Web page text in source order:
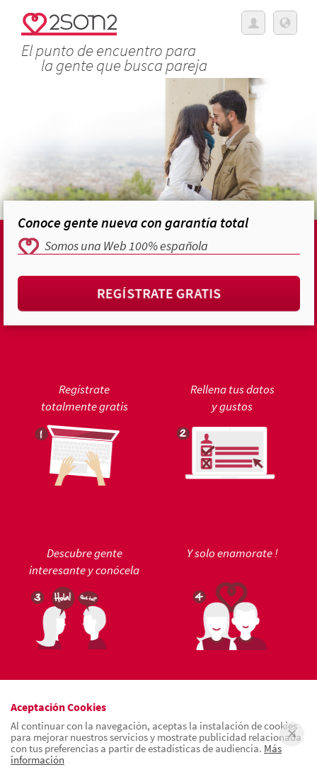
El punto de encuentro para
la gente que busca pareja
Conoce gente nueva con garantía total
Somos una Web 100% española
REGÍSTRATE GRATIS
Regístrate
totalmente gratis
Rellena tus datos
y gustos
Descubre gente
interesante y conócela
Y solo enamorate !
Aceptación Cookies
Al continuar con la navegación, aceptas la instalación de cookies
para mejorar nuestros servicios y mostrate publicidad relacionada
con tus preferencias a partir de estadísticas de audiencia. Más
información